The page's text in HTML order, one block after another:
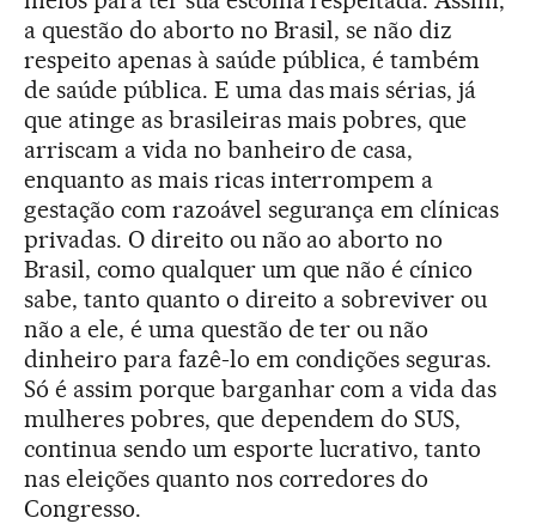
a questão do aborto no Brasil, se não diz
respeito apenas à saúde pública, é também
de saúde pública. E uma das mais sérias, já
que atinge as brasileiras mais pobres, que
arriscam a vida no banheiro de casa,
enquanto as mais ricas interrompem a
gestação com razoável segurança em clínicas
privadas. O direito ou não ao aborto no
Brasil, como qualquer um que não é cínico
sabe, tanto quanto o direito a sobreviver ou
não a ele, é uma questão de ter ou não
dinheiro para fazê-lo em condições seguras.
Só é assim porque barganhar com a vida das
mulheres pobres, que dependem do SUS,
continua sendo um esporte lucrativo, tanto
nas eleições quanto nos corredores do
Congresso.